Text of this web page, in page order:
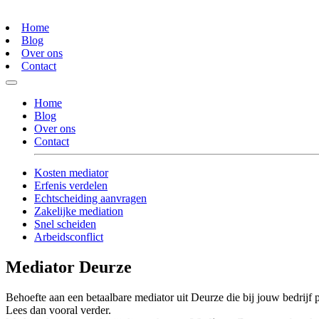
Home
Blog
Over ons
Contact
Home
Blog
Over ons
Contact
Kosten mediator
Erfenis verdelen
Echtscheiding aanvragen
Zakelijke mediation
Snel scheiden
Arbeidsconflict
Mediator Deurze
Behoefte aan een betaalbare mediator uit Deurze die bij jouw bedrijf
Lees dan vooral verder.